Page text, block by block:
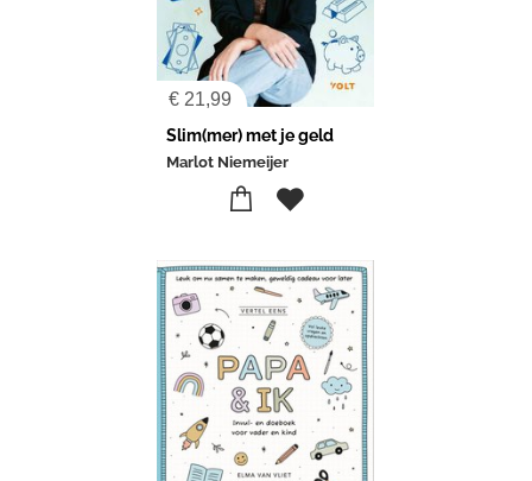
€ 21,99
Slim(mer) met je geld
Marlot Niemeijer